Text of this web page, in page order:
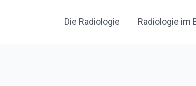
Die Radiologie Radiologie im